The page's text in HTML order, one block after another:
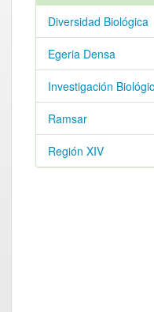
Diversidad Biológica
Egeria Densa
Investigación
Ramsar
Región XIV